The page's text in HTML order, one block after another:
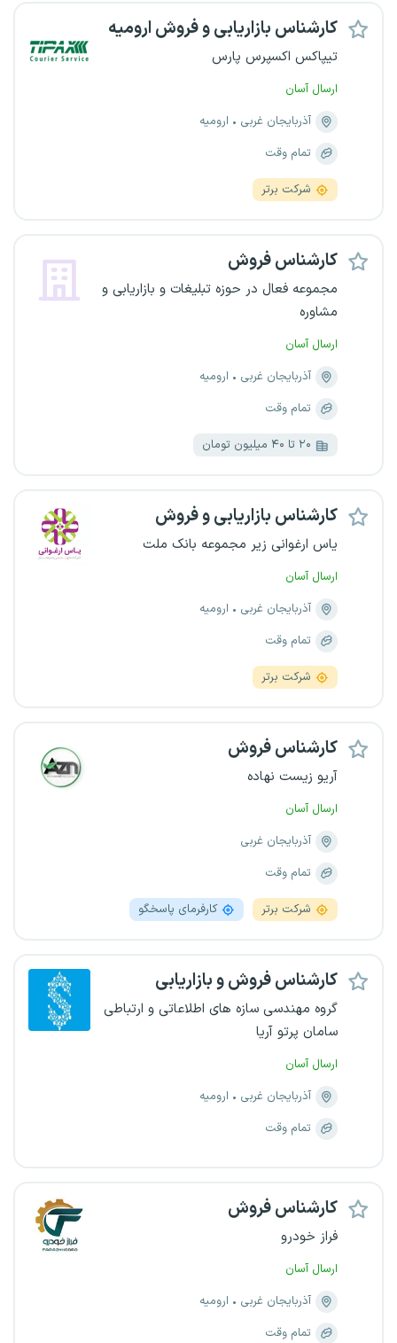
کارشناس بازاریابی و فروش ارومیه
تیپاکس اکسپرس پارس
ارسال آسان
آذربایجان غربی
ارومیه
تمام وقت
شرکت برتر
کارشناس فروش
مجموعه فعال در حوزه تبلیغات و بازاریابی و
مشاوره
ارسال آسان
آذربایجان غربی
ارومیه
تمام وقت
۲۰ تا ۴۰ میلیون تومان
کارشناس بازاریابی و فروش
یاس ارغوانی زیر مجموعه بانک ملت
ارسال آسان
آذربایجان غربی
ارومیه
تمام وقت
شرکت برتر
کارشناس فروش
آریو زیست نهاده
ارسال آسان
آذربایجان غربی
تمام وقت
شرکت برتر کارفرمای پاسخگو
کارشناس فروش و بازاریابی
گروه مهندسی سازه های اطلاعاتی و ارتباطی
سامان پرتو آریا
ارسال آسان
آذربایجان غربی
ارومیه
تمام وقت
کارشناس فروش
فراز خودرو
ارسال آسان
آذربایجان غربی
ارومیه
تمام وقت